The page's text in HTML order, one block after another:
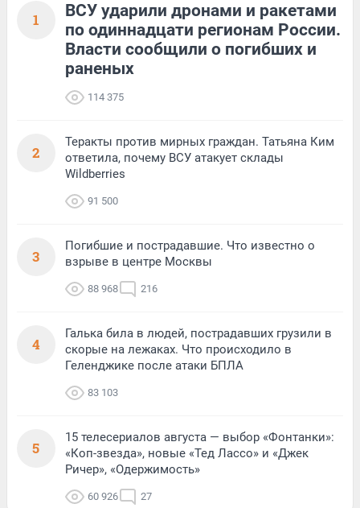
1
ВСУ ударили дронами и ракетами
по одиннадцати регионам России.
Власти сообщили о погибших и
раненых
114 375
2
Теракты против мирных граждан. Татьяна Ким
ответила, почему ВСУ атакует склады
Wildberries
91 500
3
Погибшие и пострадавшие. Что известно о
взрыве в центре Москвы
88 968 216
4
Галька била в людей, пострадавших грузили в
скорые на лежаках. Что происходило в
Геленджике после атаки БПЛА
83 103
5
15 телесериалов августа — выбор «Фонтанки»:
«Коп-звезда», новые «Тед Лассо» и «Джек
Ричер», «Одержимость»
60 926 27